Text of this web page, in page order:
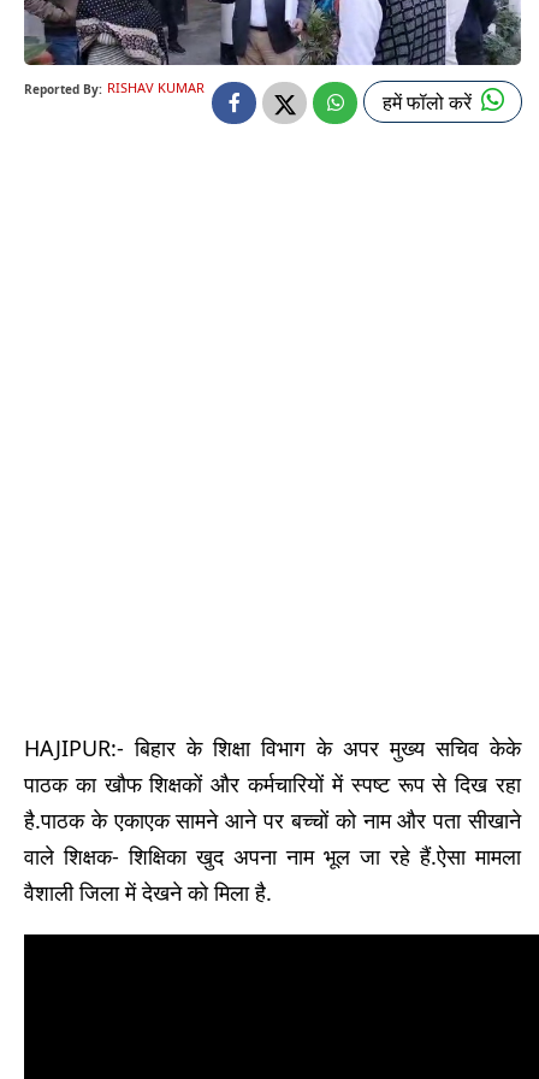
Reported By: RISHAV KUMAR
हमें फॉलो करें
HAJIPUR:- बिहार के शिक्षा विभाग के अपर मुख्य सचिव केके
पाठक का खौफ शिक्षकों और कर्मचारियों में स्पष्ट रूप से दिख रहा
है.पाठक के एकाएक सामने आने पर बच्चों को नाम और पता सीखाने
वाले शिक्षक- शिक्षिका खुद अपना नाम भूल जा रहे हैं.ऐसा मामला
वैशाली जिला में देखने को मिला है.